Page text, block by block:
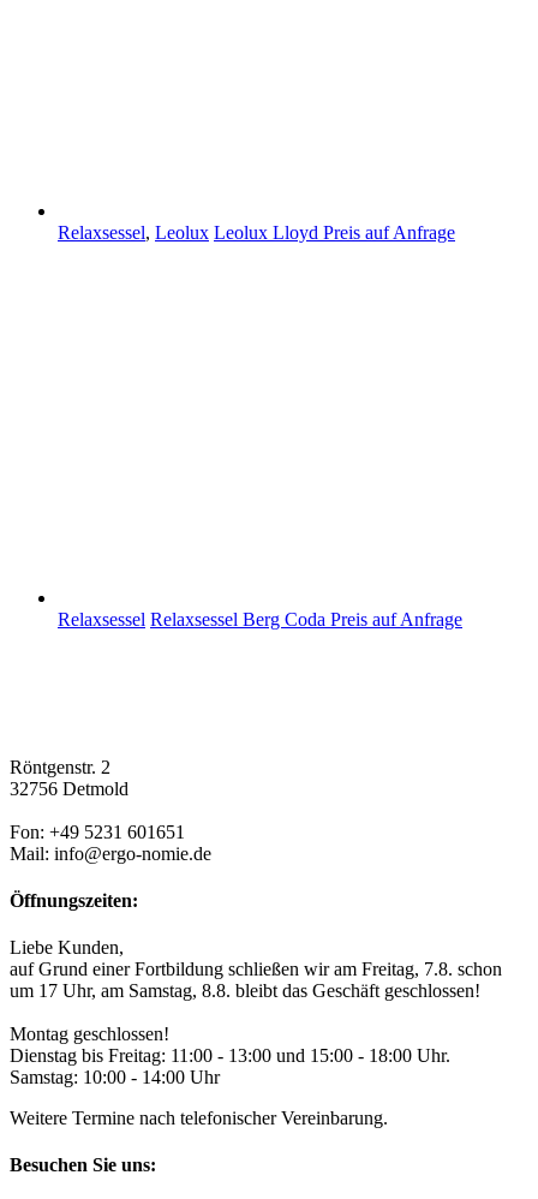
Relaxsessel, Leolux Leolux Lloyd Preis auf Anfrage
Relaxsessel Relaxsessel Berg Coda Preis auf Anfrage
Röntgenstr. 2
32756 Detmold
Fon: +49 5231 601651
Mail: info@ergo-nomie.de
Öffnungszeiten:
Liebe Kunden,
auf Grund einer Fortbildung schließen wir am Freitag, 7.8. schon
um 17 Uhr, am Samstag, 8.8. bleibt das Geschäft geschlossen!
Montag geschlossen!
Dienstag bis Freitag: 11:00 - 13:00 und 15:00 - 18:00 Uhr.
Samstag: 10:00 - 14:00 Uhr
Weitere Termine nach telefonischer Vereinbarung.
Besuchen Sie uns: